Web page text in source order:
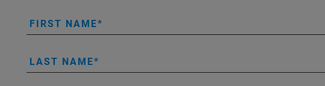
FIRST NAME
LAST NAME